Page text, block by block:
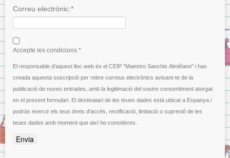
I agree terms and conditions.*
Correu electrònic:*
Accepte les condicions.*
El responsable d'aquest lloc web és el CEIP "Maestro Sanchis Almiñano" i has
creada aquesta suscripció per rebre correus electrònics avisant-te de la
publicació de noves entrades, amb la legitimació del vostre consentiment atorgat
en el present formulari. El destinatari de les teues dades està ubicat a Espanya i
podràs exercir els teus drets d'accés, rectificació, limitació o supresió de les
teues dades amb moment que així ho consideres.